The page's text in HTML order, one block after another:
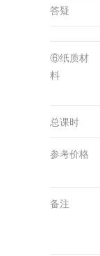
答疑
⑥纸质材
料
总课时
参考价格
备注